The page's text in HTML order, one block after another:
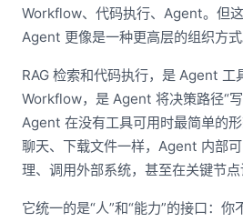
Workflow、代码执行、Agent。但
Agent 更像是一种更高层的组织方式
RAG 检索和代码执行，是 Agent 工
Workflow，是 Agent 将决策路径“
Agent 在没有工具可用时最简单的
聊天、下载文件一样，Agent 内部
理、调用外部系统，甚至在关键节点
它统一的是“人”和“能力”的接口：